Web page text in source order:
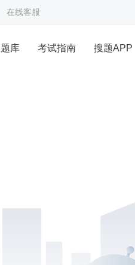
在线客服
题库 考试指南 搜题APP